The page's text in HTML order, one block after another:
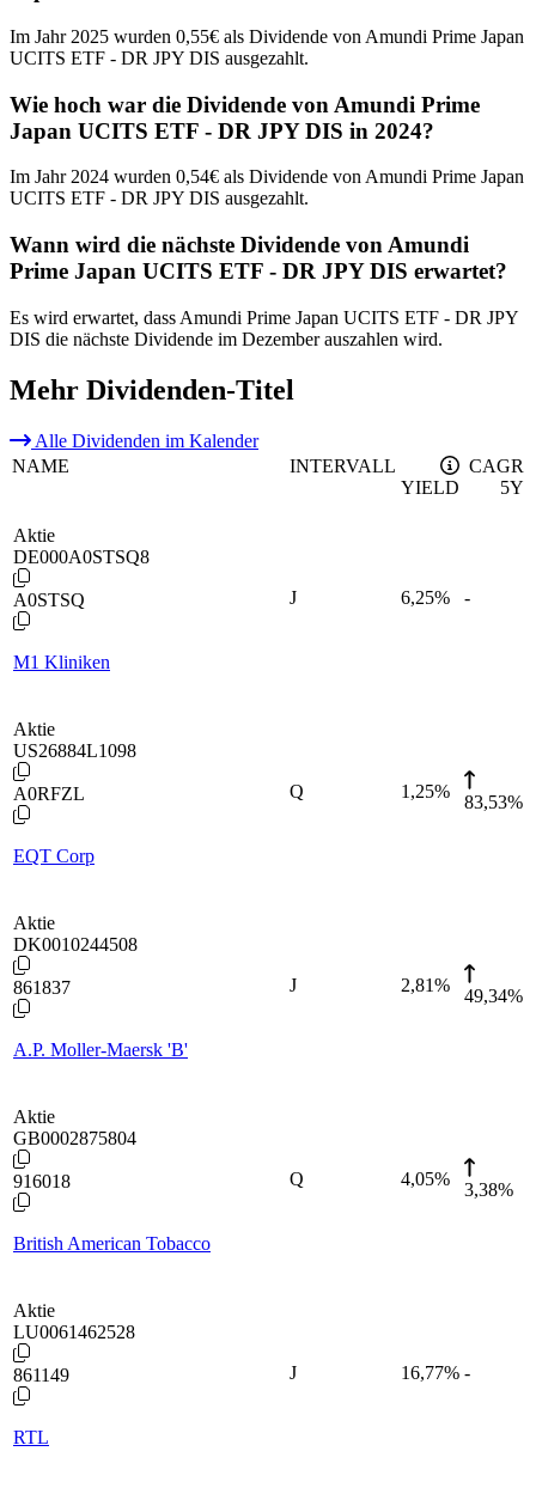
Im Jahr 2025 wurden 0,55€ als Dividende von Amundi Prime Japan
UCITS ETF - DR JPY DIS ausgezahlt.
Wie hoch war die Dividende von Amundi Prime
Japan UCITS ETF - DR JPY DIS in 2024?
Im Jahr 2024 wurden 0,54€ als Dividende von Amundi Prime Japan
UCITS ETF - DR JPY DIS ausgezahlt.
Wann wird die nächste Dividende von Amundi
Prime Japan UCITS ETF - DR JPY DIS erwartet?
Es wird erwartet, dass Amundi Prime Japan UCITS ETF - DR JPY
DIS die nächste Dividende im Dezember auszahlen wird.
Mehr Dividenden-Titel
Alle Dividenden im Kalender
NAME
INTERVALL
YIELD
CAGR
5Y
Aktie
DE000A0STSQ8
A0STSQ
M1 Kliniken
J 6,25% -
Aktie
US26884L1098
A0RFZL
EQT Corp
Q 1,25%
83,53%
Aktie
DK0010244508
861837
A.P. Moller-Maersk 'B'
J 2,81%
49,34%
Aktie
GB0002875804
916018
British American Tobacco
Q 4,05%
3,38%
Aktie
LU0061462528
861149
RTL
J 16,77% -